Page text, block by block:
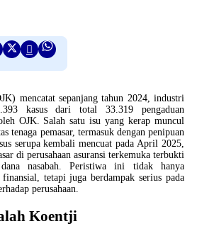
mencatat sepanjang tahun 2024, industri
kasus dari total 33.319 pengaduan
OJK. Salah satu isu yang kerap muncul
tenaga pemasar, termasuk dengan penipuan
serupa kembali mencuat pada April 2025,
di perusahaan asuransi terkemuka terbukti
dana nasabah. Peristiwa ini tidak hanya
finansial, tetapi juga berdampak serius pada
perusahaan.
Koentji